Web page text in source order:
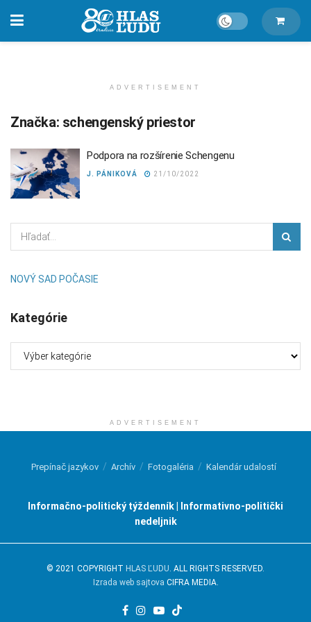
ADVERTISEMENT
Značka: schengenský priestor
Podpora na rozšírenie Schengenu
J. PÁNIKOVÁ 21/10/2022
NOVÝ SAD POČASIE
Kategórie
ADVERTISEMENT
Prepínač jazykov Archív Fotogaléria Kalendár udalostí
Informačno-politický týždenník | Informativno-politički
nedeljnik
© 2021 COPYRIGHT HLAS ĽUDU . ALL RIGHTS RESERVED.
Izrada web sajtova CIFRA MEDIA.